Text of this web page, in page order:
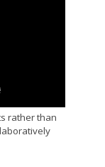
rather than